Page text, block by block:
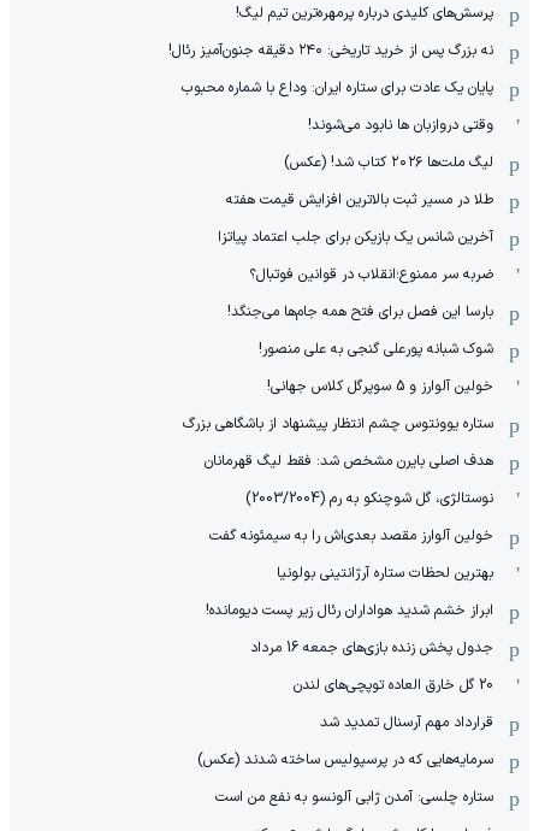
پرسش‌های کلیدی درباره پرمهره‌ترین تیم لیگ!
نه بزرگ پس از خرید تاریخی: ۲۴۰ دقیقه جنون‌آمیز رئال!
پایان یک عادت برای ستاره ایران: وداع با شماره محبوب
وقتی دروازبان ها نابود می‌شوند!
لیگ ملت‌ها ٢٠٢۶ کتاب شد! (عکس)
طلا در مسیر ثبت بالاترین افزایش قیمت هفته
آخرین شانس یک بازیکن برای جلب اعتماد پیاتزا
ضربه سر ممنوع؛انقلاب در قوانین فوتبال؟
بارسا این فصل برای فتح همه جام‌ها می‌جنگد!
شوک شبانه پورعلی گنجی به علی منصور!
خولین آلوارز و 5 سوپرگل کلاس جهانی!
ستاره یوونتوس چشم انتظار پیشنهاد از باشگاهی بزرگ
هدف اصلی بایرن مشخص شد: فقط لیگ قهرمانان
نوستالژی، گل شوچنکو به رم (2003/2004)
خولین آلوارز مقصد بعدی‌اش را به سیمئونه گفت
بهترین لحظات ستاره آرژانتینی بولونیا
ابراز خشم شدید هواداران رئال زیر پست دیومانده!
جدول پخش زنده بازی‌های جمعه 16 مرداد
20 گل خارق العاده توپچی‌های لندن
قرارداد مهم آرسنال تمدید شد
سرمایه‌هایی که در پرسپولیس ساخته شدند (عکس)
ستاره چلسی: آمدن ژابی آلونسو به نفع من است